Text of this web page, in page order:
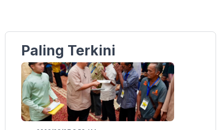
Paling Terkini